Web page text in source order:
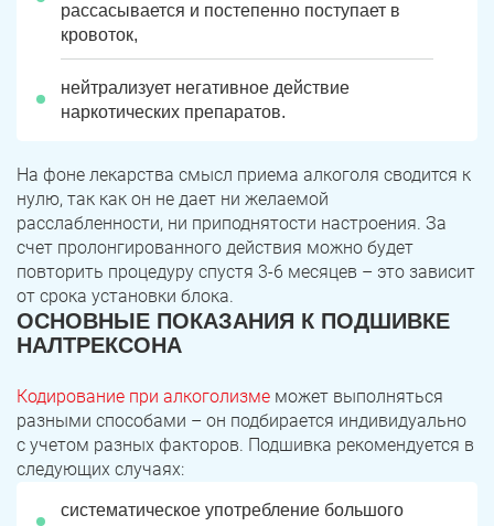
рассасывается и постепенно поступает в
кровоток,
нейтрализует негативное действие
наркотических препаратов.
На фоне лекарства смысл приема алкоголя сводится к
нулю, так как он не дает ни желаемой
расслабленности, ни приподнятости настроения. За
счет пролонгированного действия можно будет
повторить процедуру спустя 3-6 месяцев – это зависит
от срока установки блока.
ОСНОВНЫЕ ПОКАЗАНИЯ К ПОДШИВКЕ
НАЛТРЕКСОНА
Кодирование при алкоголизме может выполняться
разными способами – он подбирается индивидуально
с учетом разных факторов. Подшивка рекомендуется в
следующих случаях:
систематическое употребление большого
ЗАДАТЬ ВОПРОС
Касли
Красногорский Нязепетровск
Первомайский